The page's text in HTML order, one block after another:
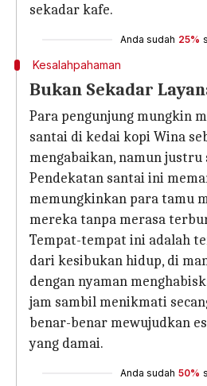
sekadar kafe.
Anda sudah 25%
Kesalahpahaman
Bukan Sekadar
Para pengunjung mungkin
santai di kedai kopi Wina
mengabaikan, namun justru
Pendekatan santai ini
memungkinkan para tamu
mereka tanpa merasa
Tempat-tempat ini adalah
dari kesibukan hidup, di
dengan nyaman
jam sambil menikmati
benar-benar mewujudkan
yang damai.
Anda sudah 50%